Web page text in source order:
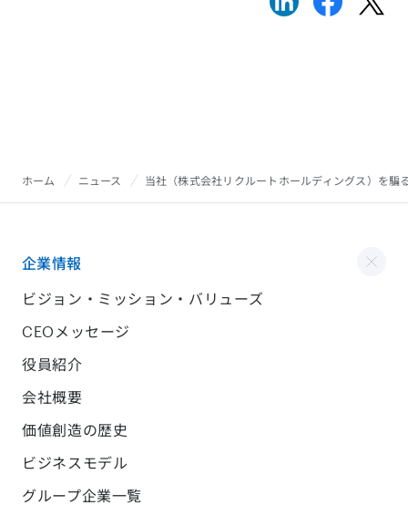
ホーム ニュース 当社（株式会社リクルートホールディングス）を騙
企業情報
ビジョン・ミッション・バリューズ
CEOメッセージ
役員紹介
会社概要
価値創造の歴史
ビジネスモデル
グループ企業一覧